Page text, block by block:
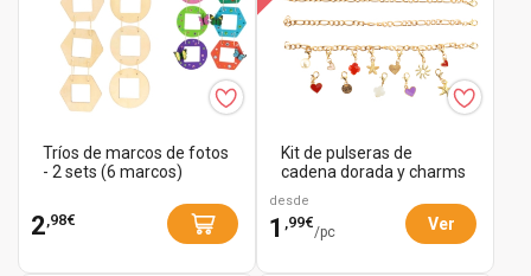
Tríos de marcos de fotos
- 2 sets (6 marcos)
2 ,98€
Kit de pulseras de
cadena dorada y charms
desde
1 ,99€
/pc Ver